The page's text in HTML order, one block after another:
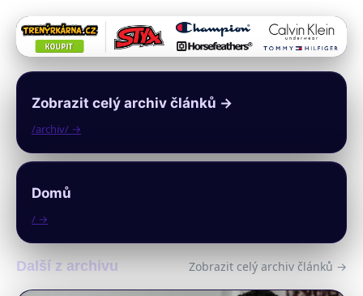
Zobrazit celý archiv článků →
/archiv/ →
Domů
/ →
Další z archivu Zobrazit celý archiv článků →